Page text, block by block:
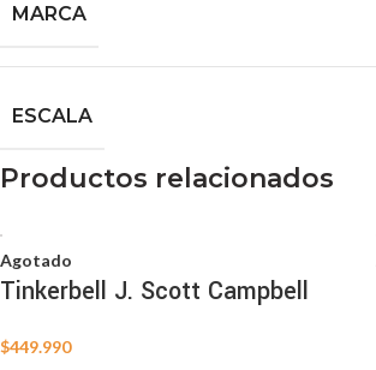
MARCA
ESCALA
Productos relacionados
Agotado
Tinkerbell J. Scott Campbell
$449.990